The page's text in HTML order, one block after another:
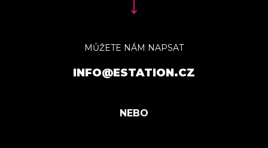
MŮŽETE NÁM NAPSAT
INFO@ESTATION.CZ